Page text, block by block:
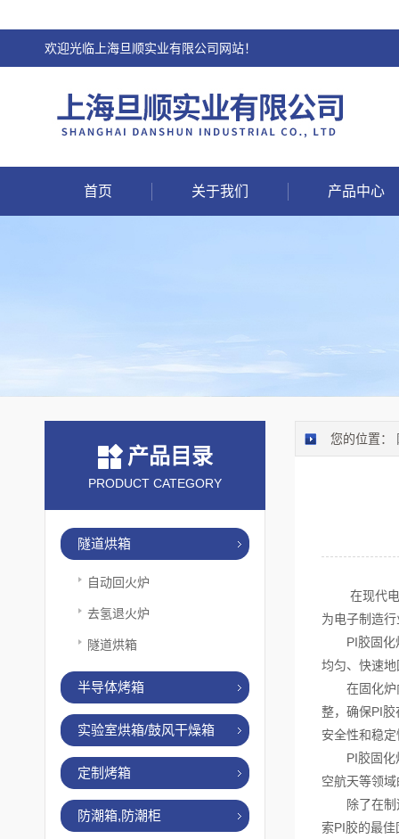
欢迎光临上海旦顺实业有限公司网站！
首页 关于我们 产品中心
产品目录
PRODUCT CATEGORY
隧道烘箱
自动回火炉
去氢退火炉
隧道烘箱
半导体烤箱
实验室烘箱/鼓风干燥箱
定制烤箱
防潮箱,防潮柜
您的位置：
在现代电子
为电子制造
PI胶固化炉
均匀、快速
在固化炉内
整，确保PI
安全性和稳
PI胶固化炉
空航天等领
除了在制造
索PI胶的最